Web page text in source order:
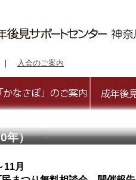
入会のご案内
年）
11月